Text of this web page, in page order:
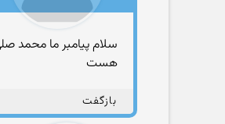
سلام پیامبر ما محمد
هست
بازگفت